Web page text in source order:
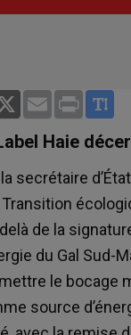
X Email Print
Haie
secrétaire
de la
du Gal Sud-
le bocage
source